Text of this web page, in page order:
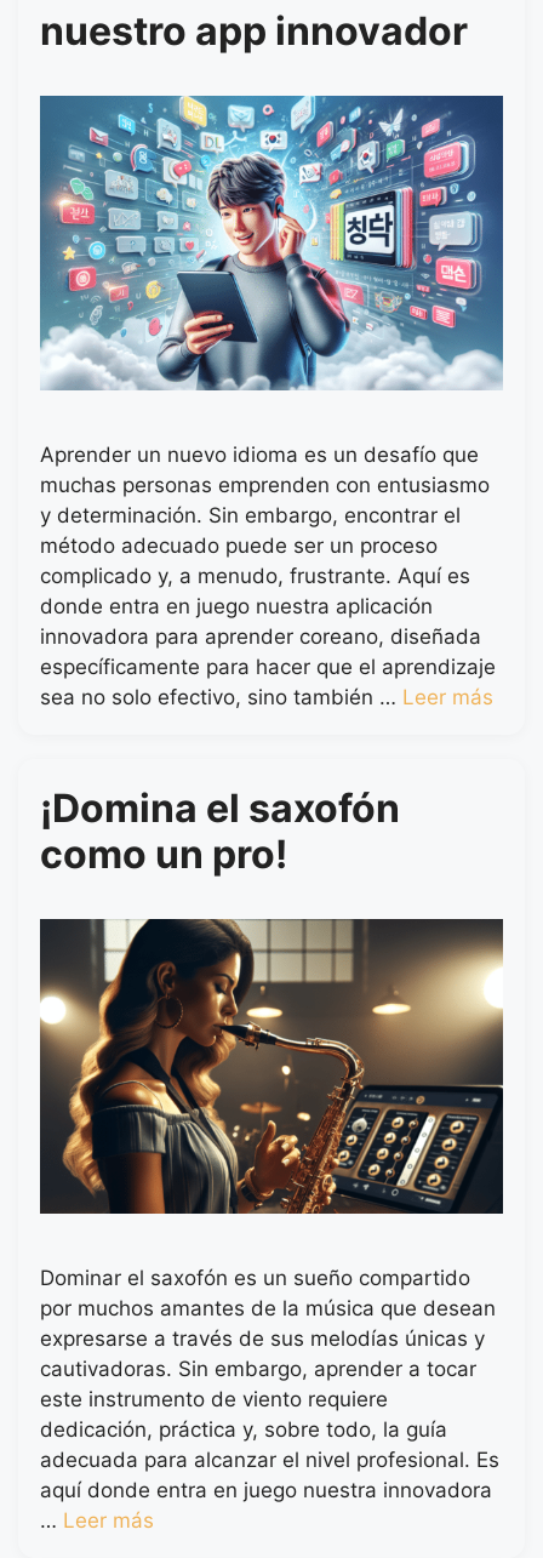
nuestro app innovador
Aprender un nuevo idioma es un desafío que
muchas personas emprenden con entusiasmo
y determinación. Sin embargo, encontrar el
método adecuado puede ser un proceso
complicado y, a menudo, frustrante. Aquí es
donde entra en juego nuestra aplicación
innovadora para aprender coreano, diseñada
específicamente para hacer que el aprendizaje
sea no solo efectivo, sino también … Leer más
¡Domina el saxofón
como un pro!
Dominar el saxofón es un sueño compartido
por muchos amantes de la música que desean
expresarse a través de sus melodías únicas y
cautivadoras. Sin embargo, aprender a tocar
este instrumento de viento requiere
dedicación, práctica y, sobre todo, la guía
adecuada para alcanzar el nivel profesional. Es
aquí donde entra en juego nuestra innovadora
… Leer más